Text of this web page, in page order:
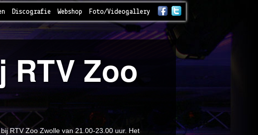
Discografie Webshop Foto/Videogallery
RTV Zoo
RTV Zoo Zwolle van 21.00-23.00 uur. Het